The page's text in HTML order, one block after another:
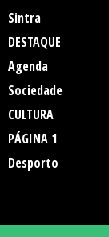
Sintra
DESTAQUE
Agenda
Sociedade
CULTURA
PÁGINA 1
Desporto